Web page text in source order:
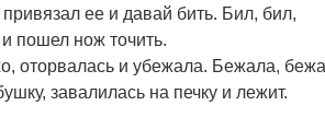
ее и давай бить. Бил, бил,
пошел нож точить.
оторвалась и убежала. Бежала,
завалилась на печку и лежит.